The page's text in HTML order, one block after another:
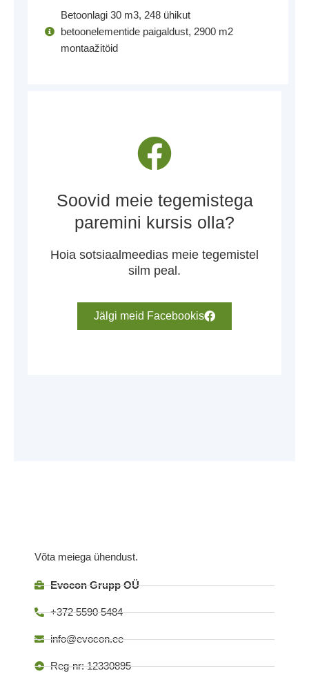
Betoonlagi 30 m3, 248 ühikut
betoonelementide paigaldust, 2900 m2
montaažitöid
Soovid meie tegemistega
paremini kursis olla?
Hoia sotsiaalmeedias meie tegemistel
silm peal.
Jälgi meid Facebookis
Võta meiega ühendust.
Evocon Grupp OÜ
+372 5590 5484
info@evocon.ee
Reg-nr: 12330895